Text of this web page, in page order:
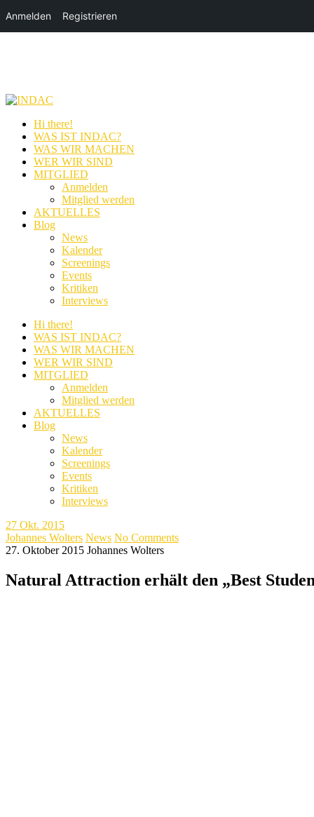
Anmelden Registrieren
Hi there!
WAS IST INDAC?
WAS WIR MACHEN
WER WIR SIND
MITGLIED
Anmelden
Mitglied werden
AKTUELLES
Blog
News
Kalender
Screenings
Events
Kritiken
Interviews
Hi there!
WAS IST INDAC?
WAS WIR MACHEN
WER WIR SIND
MITGLIED
Anmelden
Mitglied werden
AKTUELLES
Blog
News
Kalender
Screenings
Events
Kritiken
Interviews
27 Okt. 2015
Johannes Wolters News No Comments
27. Oktober 2015 Johannes Wolters
Natural Attraction erhält den „Best